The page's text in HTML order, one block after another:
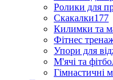
Ролики для
Скакалки177
Килимки та
Фітнес
Упори для
М'ячі та
Гімнастичні